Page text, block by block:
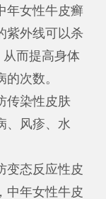
年女性牛皮癣
紫外线可以杀
而提高身体
次数。
传染性皮肤
、风疹、水
变态反应性皮
中年女性牛皮